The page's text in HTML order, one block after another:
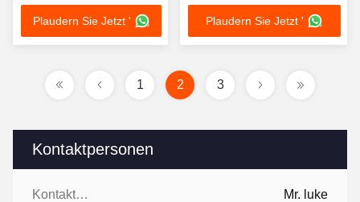
Kontaktpersonen
Kontaktpersonen: Mr. luke
Lagerhaus Dachstruktur
Plaudern Sie Jetzt '
modernes vorgefertigtes
Metallgebäude
Plaudern Sie Jetzt '
1 2 3